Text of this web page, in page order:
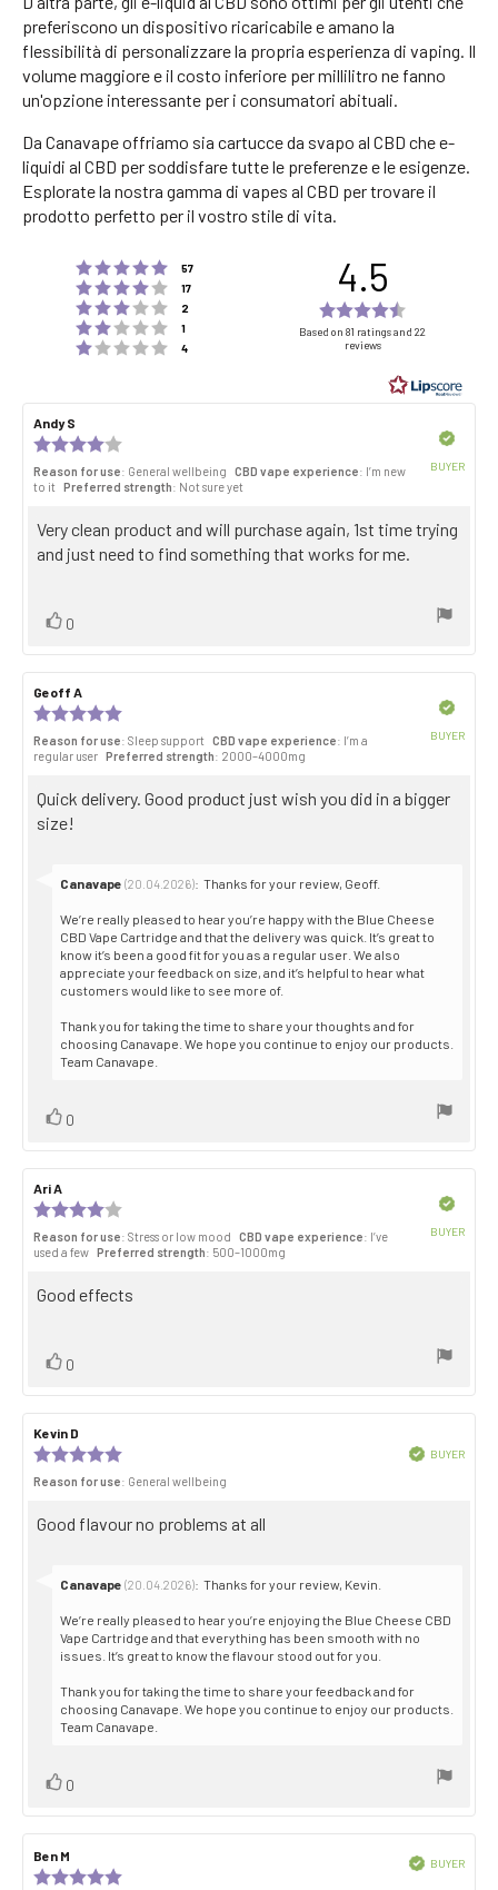
preferiscono un dispositivo ricaricabile e amano la
flessibilità di personalizzare la propria esperienza di vaping. Il
volume maggiore e il costo inferiore per millilitro ne fanno
un'opzione interessante per i consumatori abituali.
Da Canavape offriamo sia cartucce da svapo al CBD che e-
liquidi al CBD per soddisfare tutte le preferenze e le esigenze.
Esplorate la nostra gamma di vapes al CBD per trovare il
prodotto perfetto per il vostro stile di vita.
Rating 5 out of 5 stars
57
Rating 4 out of 5 stars
17
Rating 3 out of 5 stars
2
Rating 2 out of 5 stars
1
Rating 1 out of 5 stars
4
4.5
4.5
of
5
stars
Based on 81 ratings and 22
reviews
Review
author:
Andy S
date:
4.0
out
5
stars
Reason for use: General wellbeing CBD vape experience: I’m new
to it
Preferred strength: Not sure yet
BUYER
Review
text:
Very clean product and will purchase again, 1st time trying
and just need to find something that works for me.
Vote
0
Review
author:
Geoff A
date:
5.0
out
5
Reason for use: Sleep support CBD vape experience: I’m a
regular user Preferred strength: 2000–4000mg
BUYER
Review
text:
Quick delivery. Good product just wish you did in a bigger
size!
Reply
Canavape (20.04.2026): Thanks for your review, Geoff.
We’re really pleased to hear you’re happy with the Blue Cheese
CBD Vape Cartridge and that the delivery was quick. It’s great to
know it’s been a good fit for you as a regular user. We also
appreciate your feedback on size, and it’s helpful to hear what
customers would like to see more of.
Thank you for taking the time to share your thoughts and for
choosing Canavape. We hope you continue to enjoy our products.
Team Canavape.
Vote
0
Review
author:
Ari A
date:
4.0
out
5
Reason for use: Stress or low mood CBD vape experience: I’ve
used a few Preferred strength: 500–1000mg
BUYER
Review
Good effects
Vote
0
Review
author:
Kevin D
date:
5.0
of
Reason for use: General wellbeing
VerifiedBUYER
Review
Good flavour no problems at all
Reply
Canavape (20.04.2026): Thanks for your review, Kevin.
We’re really pleased to hear you’re enjoying the Blue Cheese CBD
Vape Cartridge and that everything has been smooth with no
issues. It’s great to know the flavour stood out for you.
Thank you for taking the time to share your feedback and for
choosing Canavape. We hope you continue to enjoy our products.
Team Canavape.
Vote
0
Review
author:
Ben M
date:
VerifiedBUYER